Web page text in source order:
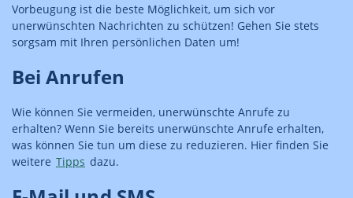
Vorbeugung ist die beste Möglichkeit, um sich vor
unerwünschten Nachrichten zu schützen! Gehen Sie stets
sorgsam mit Ihren persönlichen Daten um!
Bei Anrufen
Wie können Sie vermeiden, unerwünschte Anrufe zu
erhalten? Wenn Sie bereits unerwünschte Anrufe erhalten,
was können Sie tun um diese zu reduzieren. Hier finden Sie
weitere Tipps dazu.